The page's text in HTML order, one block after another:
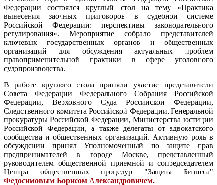
Федерации состоялся круглый стол на тему «Практика
вынесения заочных приговоров в судебной системе
Российской Федерации: перспективы законодательного
регулирования». Мероприятие собрало представителей
ключевых государственных органов и общественных
организаций для обсуждения актуальных проблем
правоприменительной практики в сфере уголовного
судопроизводства.
В работе круглого стола приняли участие представители
Совета Федерации Федерального Собрания Российской
Федерации, Верховного Суда Российской Федерации,
Следственного комитета Российской Федерации, Генеральной
прокуратуры Российской Федерации, Министерства юстиции
Российской Федерации, а также делегаты от адвокатского
сообщества и общественных организаций. Активную роль в
обсуждении принял Уполномоченный по защите прав
предпринимателей в городе Москве, представленный
руководителем общественной приемной и сопредседателем
Центра общественных процедур "Защита Бизнеса"
Федосимовым Борисом Александровичем.